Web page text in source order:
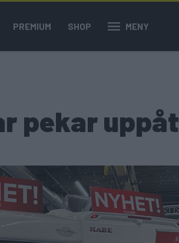
PREMIUM SHOP MENY
pekar uppåt